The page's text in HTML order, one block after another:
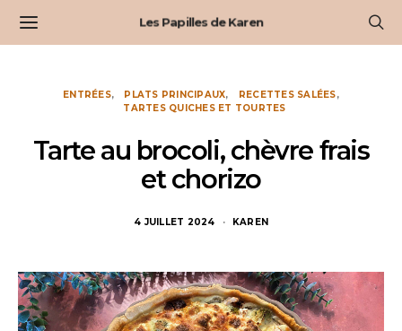
Les Papilles de Karen
ENTRÉES PLATS PRINCIPAUX
RECETTES SALÉES
TARTES QUICHES ET TOURTES
Tarte au brocoli, chèvre frais
et chorizo
4 JUILLET 2024 KAREN